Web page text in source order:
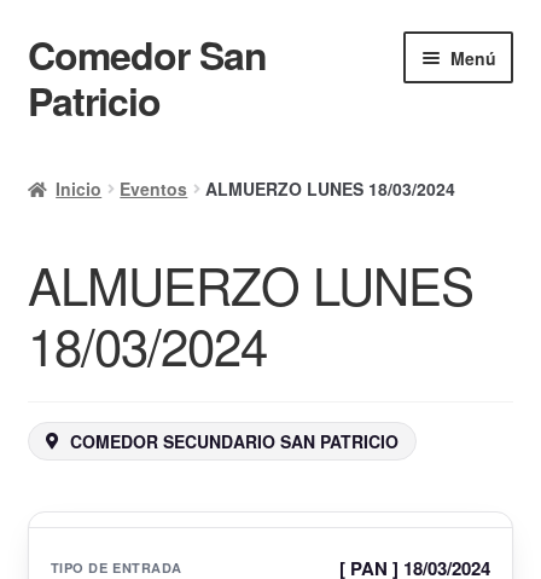
Ir
a
la
Ir
al
contenido
Comedor San
Patricio
Menú
Calendario
Mi cuenta
Ayuda Rapida
Finalizar compra
Inicio Eventos ALMUERZO LUNES 18/03/2024
ALMUERZO LUNES
18/03/2024
COMEDOR SECUNDARIO SAN PATRICIO
[ PAN ] 18/03/2024